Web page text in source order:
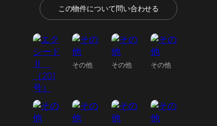
この物件について問い合わせる
その他 その他 その他